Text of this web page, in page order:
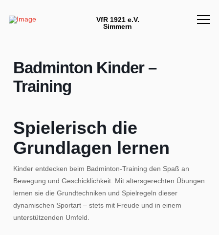
VfR 1921 e.V.
Simmern
Badminton Kinder –
Training
Spielerisch die
Grundlagen lernen
Kinder entdecken beim Badminton-Training den Spaß an
Bewegung und Geschicklichkeit. Mit altersgerechten Übungen
lernen sie die Grundtechniken und Spielregeln dieser
dynamischen Sportart – stets mit Freude und in einem
unterstützenden Umfeld.